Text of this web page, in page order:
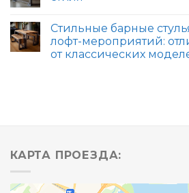
Стильные барные
лофт-мероприятий:
от классических
КАРТА ПРОЕЗДА: